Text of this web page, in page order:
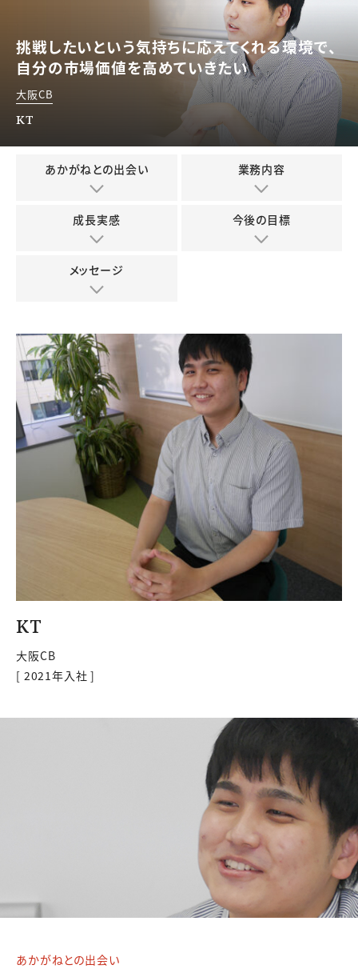
挑戦したいという気持ちに応えてくれる環境で、
自分の市場価値を高めていきたい
大阪CB
KT
あかがねとの出会い 業務内容
成長実感 今後の目標
メッセージ
KT
大阪CB
[ 2021年入社 ]
あかがねとの出会い